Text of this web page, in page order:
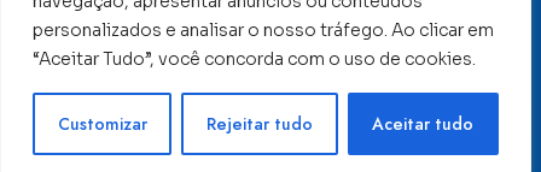
personalizados e analisar o nosso tráfego. Ao clicar em
“Aceitar Tudo”, você concorda com o uso de cookies.
Customizar Rejeitar tudo Aceitar tudo
CNPJ: 01.015.676/0001-11
Conselho Regional de Contabilidade de Goiás 2022 –
Todos os direitos reservados
Desenvolvido por:
Precisa de ajuda ?